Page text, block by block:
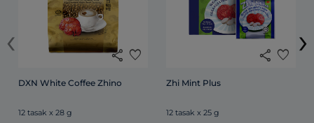
share favorite
DXN White Coffee Zhino
12 tasak x 28 g
share favorite
Zhi Mint Plus
12 tasak x 25 g
‹ ›